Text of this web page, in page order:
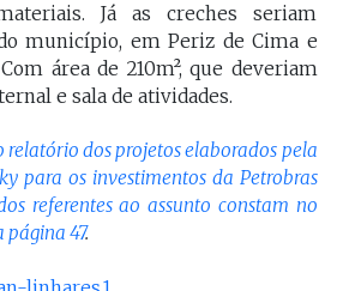
Já as creches seriam
município, em Periz de Cima e
área de 210m², que deveriam
e sala de atividades.
relatório dos projetos elaborados pela
para os investimentos da Petrobras
referentes ao assunto constam no
47.